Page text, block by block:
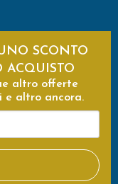
SCONTO
ACQUISTO
altro offerte
e altro ancora.